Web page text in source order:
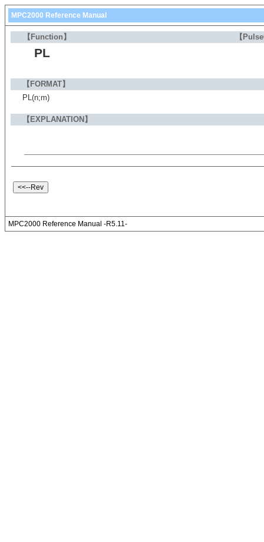
MPC2000 Reference Manual
【Function】 【
PL
【FORMAT】
PL(n;m)
【EXPLANATION】
MPC2000 Reference Manual -R5.11-